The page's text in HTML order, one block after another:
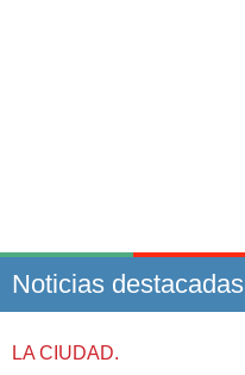
Noticias destacadas
LA CIUDAD.